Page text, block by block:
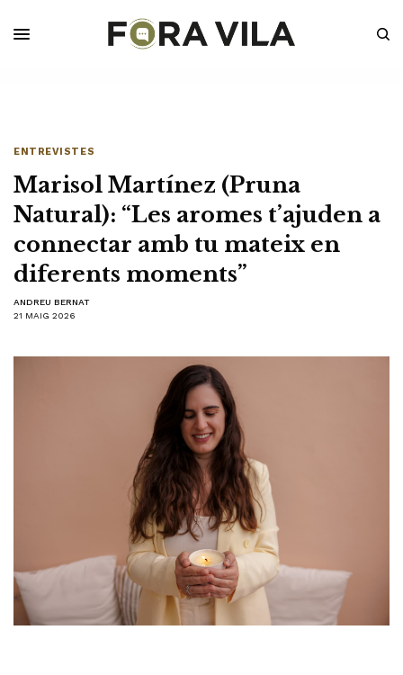
ENTREVISTES
Marisol Martínez (Pruna
Natural): “Les aromes t’ajuden a
connectar amb tu mateix en
diferents moments”
ANDREU BERNAT
21 MAIG 2026